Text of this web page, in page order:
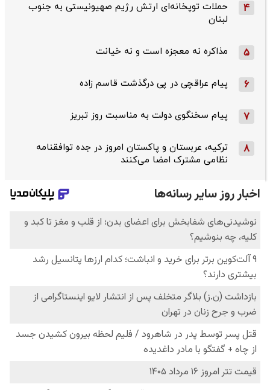
4
حملات توپخانه‌ای ارتش رژیم صهیونیستی به جنوب
لبنان
5 مذاکره نه معجزه است و نه خیانت
6 پیام عراقچی در پی درگذشت قاسم‌ زاده
7 پیام سخنگوی دولت به مناسبت روز تبریز
8
ترکیه، عربستان و پاکستان امروز در جده توافقنامه
نظامی مشترک امضا می‌کنند